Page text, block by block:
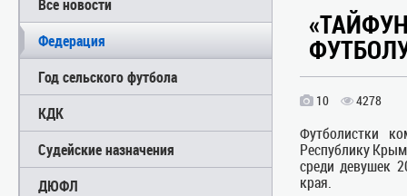
Все новости
Федерация
Год сельского футбола
КДК
Судейские назначения
ДЮФЛ
10 4278
Футболистки
Республику
среди девушек
края.